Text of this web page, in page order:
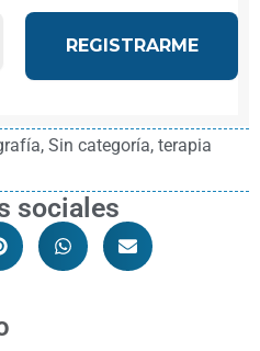
, Sin categoría, terapia
sociales